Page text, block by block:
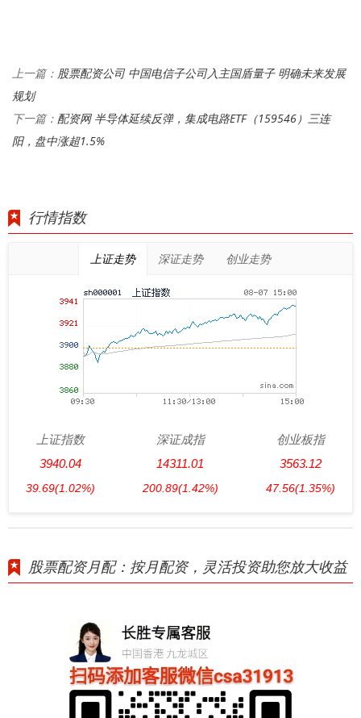
上一篇： 股票配资公司 中国电信子公司入主国盾量子 明确未来发展
规划
下一篇： 配资网 半导体延续反弹，集成电路ETF（159546）三连
阳，盘中涨超1.5%
行情指数
上证走势 深证走势 创业走势
上证指数
3940.04
39.69(1.02%)
深证成指
14311.01
200.89(1.42%)
创业板指
3563.12
47.56(1.35%)
股票配资月配：按月配资，灵活投资助您放大收益